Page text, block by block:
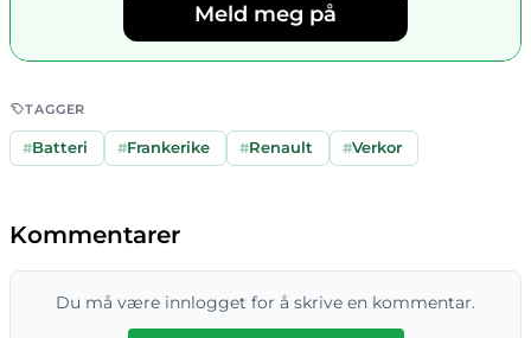
Meld meg på
TAGGER
#Batteri #Frankerike #Renault #Verkor
Kommentarer
Du må være innlogget for å skrive en kommentar.